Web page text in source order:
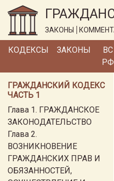
ЗАКОНЫ
КОДЕКСЫ ЗАКОНЫ
ВС
РФ
ГРАЖДАНСКИЙ КОДЕКС
ЧАСТЬ 1
Глава 1. ГРАЖДАНСКОЕ
ЗАКОНОДАТЕЛЬСТВО
Глава 2.
ВОЗНИКНОВЕНИЕ
ГРАЖДАНСКИХ ПРАВ И
ОБЯЗАННОСТЕЙ,